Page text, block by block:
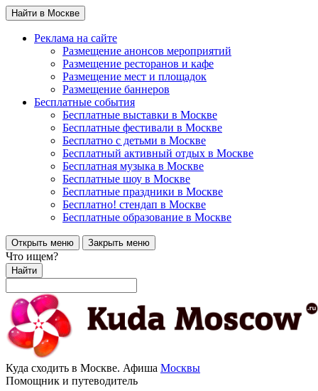
Найти в Москве
Реклама на сайте
Размещение анонсов мероприятий
Размещение ресторанов и кафе
Размещение мест и площадок
Размещение баннеров
Бесплатные события
Бесплатные выставки в Москве
Бесплатные фестивали в Москве
Бесплатно с детьми в Москве
Бесплатный активный отдых в Москве
Бесплатная музыка в Москве
Бесплатные шоу в Москве
Бесплатные праздники в Москве
Бесплатно! стендап в Москве
Бесплатные образование в Москве
Открыть меню Закрыть меню
Что ищем?
Найти
Куда сходить в Москве. Афиша Москвы
Помощник и путеводитель